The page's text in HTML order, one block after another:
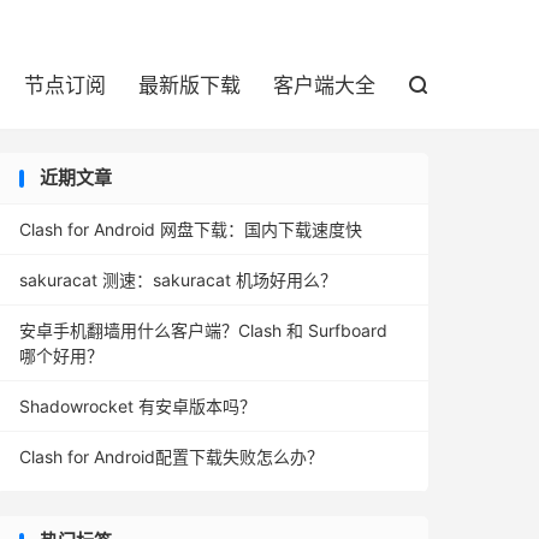
节点订阅 最新版下载 客户端大全 
近期文章
Clash for Android 网盘下载：国内下载速度快
sakuracat 测速：sakuracat 机场好用么？
安卓手机翻墙用什么客户端？Clash 和 Surfboard
哪个好用？
Shadowrocket 有安卓版本吗？
Clash for Android配置下载失败怎么办？